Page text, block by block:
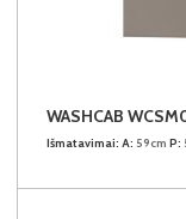
WASHCAB
Išmatavimai: A: 59cm P: